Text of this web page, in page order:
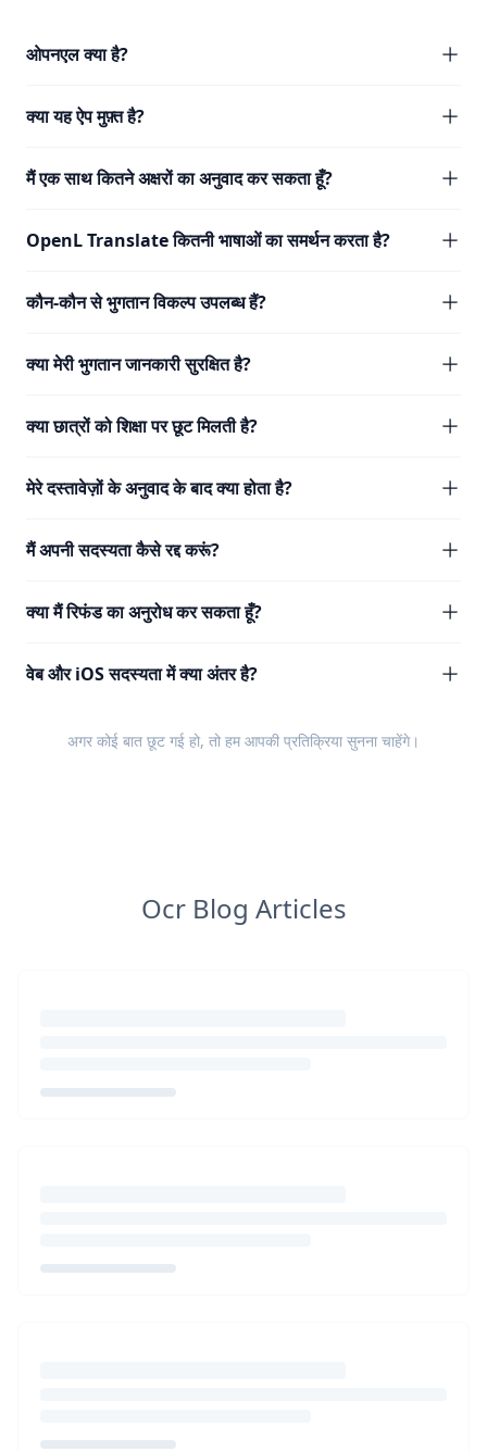
ओपनएल क्या है?
क्या यह ऐप मुफ़्त है?
मैं एक साथ कितने अक्षरों का अनुवाद कर सकता हूँ?
OpenL Translate कितनी भाषाओं का समर्थन करता है?
कौन-कौन से भुगतान विकल्प उपलब्ध हैं?
क्या मेरी भुगतान जानकारी सुरक्षित है?
क्या छात्रों को शिक्षा पर छूट मिलती है?
मेरे दस्तावेज़ों के अनुवाद के बाद क्या होता है?
मैं अपनी सदस्यता कैसे रद्द करूं?
क्या मैं रिफंड का अनुरोध कर सकता हूँ?
वेब और iOS सदस्यता में क्या अंतर है?
अगर कोई बात छूट गई हो, तो हम आपकी प्रतिक्रिया सुनना चाहेंगे।
Ocr Blog Articles